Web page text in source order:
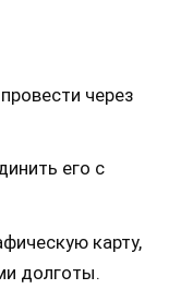
через
его с
карту,
долготы.